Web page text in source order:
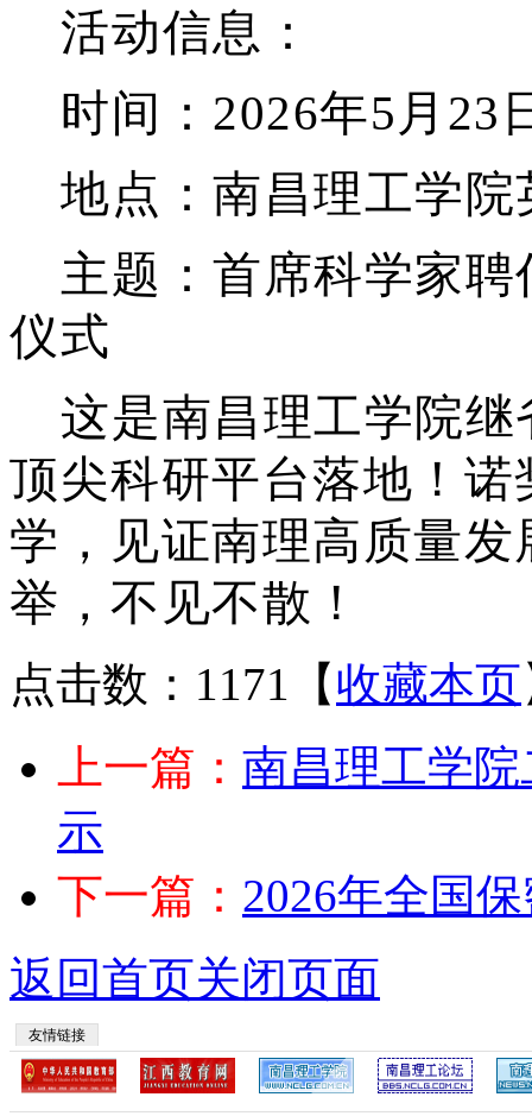
活动信息：
时间： 2026年5月23
地点：南昌理工学
主题：首席科学家
仪式
这是南昌理工学院
顶尖科研平台落地！
学，见证南理高质量发
举，不见不散！
点击数：1171 【收藏本页
上一篇： 南昌理工学
示
下一篇： 2026年全国
返回首页关闭页面
友情链接